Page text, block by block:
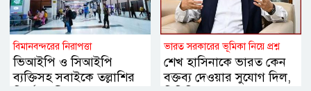
বিমানবন্দরের নিরাপত্তা
ভিআইপি ও সিআইপি
ব্যক্তিসহ সবাইকে তল্লাশির
ভারত সরকারের ভূমিকা নিয়ে প্রশ্ন
শেখ হাসিনাকে ভারত কেন
বক্তব্য দেওয়ার সুযোগ দিল,